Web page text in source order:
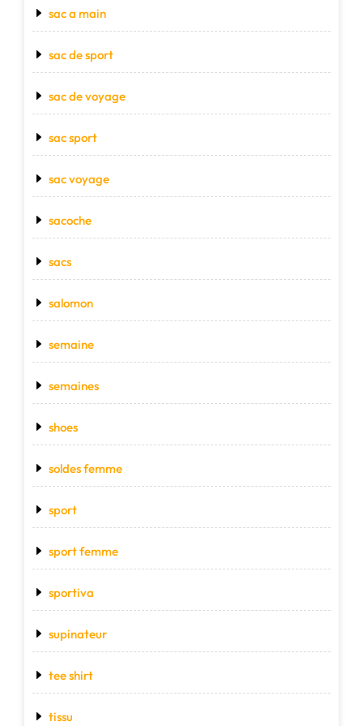
sac a main
sac de sport
sac de voyage
sac sport
sac voyage
sacoche
sacs
salomon
semaine
semaines
shoes
soldes femme
sport
sport femme
sportiva
supinateur
tee shirt
tissu